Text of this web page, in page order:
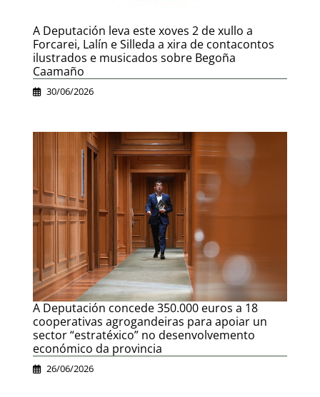
A Deputación leva este xoves 2 de xullo a
Forcarei, Lalín e Silleda a xira de contacontos
ilustrados e musicados sobre Begoña
Caamaño
30/06/2026
A Deputación concede 350.000 euros a 18
cooperativas agrogandeiras para apoiar un
sector “estratéxico” no desenvolvemento
económico da provincia
26/06/2026